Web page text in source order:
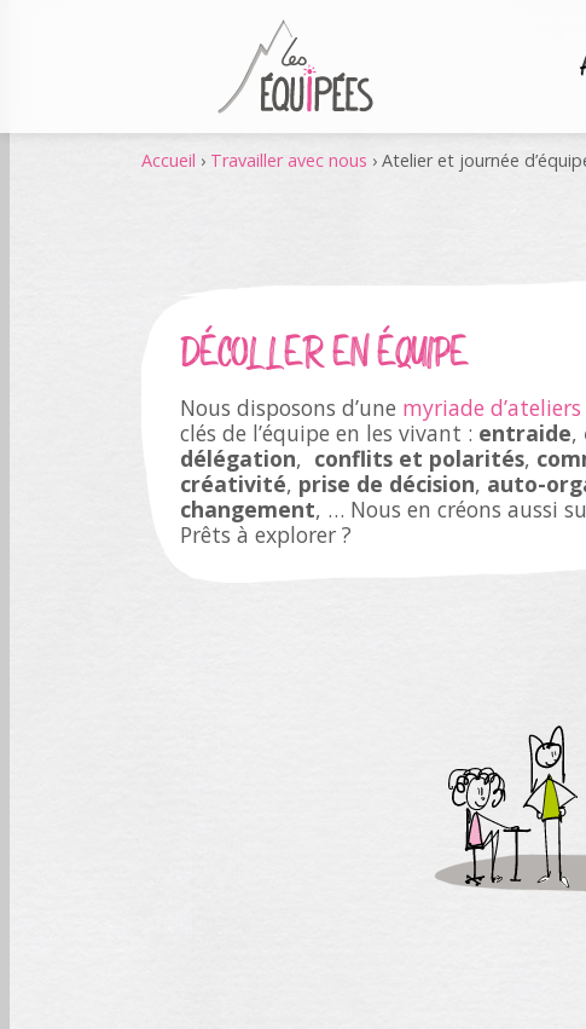
Accueil › Travailler avec nous › Atelier et journée
DÉCOLLER EN ÉQUIPE
Nous disposons d’une myriade d’ateliers
clés de l’équipe en les vivant : entraide,
délégation, conflits et polarités,
créativité, prise de décision, auto-
changement, … Nous en créons aussi
Prêts à explorer ?